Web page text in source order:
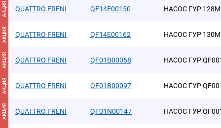
АКЦИЯ QUATTRO FRENI QF14E00150 НАСОС ГУР
АКЦИЯ QUATTRO FRENI QF14E00162 НАСОС ГУР
АКЦИЯ QUATTRO FRENI QF01B00068 НАСОС ГУР
АКЦИЯ QUATTRO FRENI QF01B00097 НАСОС ГУР
АКЦИЯ QUATTRO FRENI QF01N00147 НАСОС ГУР